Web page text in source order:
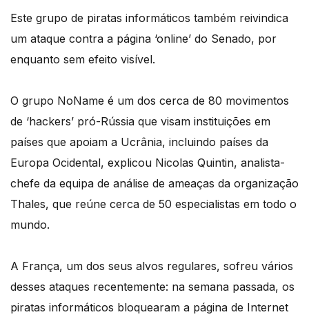
Este grupo de piratas informáticos também reivindica
um ataque contra a página ‘online’ do Senado, por
enquanto sem efeito visível.
O grupo NoName é um dos cerca de 80 movimentos
de ‘hackers’ pró-Rússia que visam instituições em
países que apoiam a Ucrânia, incluindo países da
Europa Ocidental, explicou Nicolas Quintin, analista-
chefe da equipa de análise de ameaças da organização
Thales, que reúne cerca de 50 especialistas em todo o
mundo.
A França, um dos seus alvos regulares, sofreu vários
desses ataques recentemente: na semana passada, os
piratas informáticos bloquearam a página de Internet